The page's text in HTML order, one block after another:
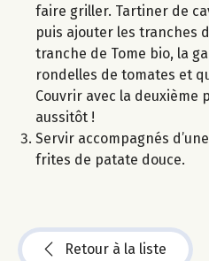
faire griller. Tartiner de
puis ajouter les tranches
tranche de Tome bio, la
rondelles de tomates et
Couvrir avec la
aussitôt !
Servir accompagnés
frites de patate douce.
Retour à la liste